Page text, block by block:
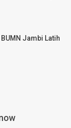
Jambi Latih